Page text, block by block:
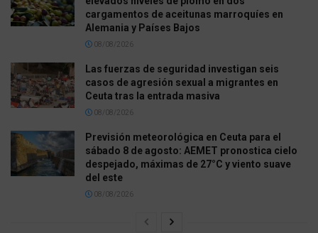
cargamentos de aceitunas marroquíes en
Alemania y Países Bajos
08/08/2026
Las fuerzas de seguridad investigan seis
casos de agresión sexual a migrantes en
Ceuta tras la entrada masiva
08/08/2026
Previsión meteorológica en Ceuta para el
sábado 8 de agosto: AEMET pronostica cielo
despejado, máximas de 27°C y viento suave
del este
08/08/2026